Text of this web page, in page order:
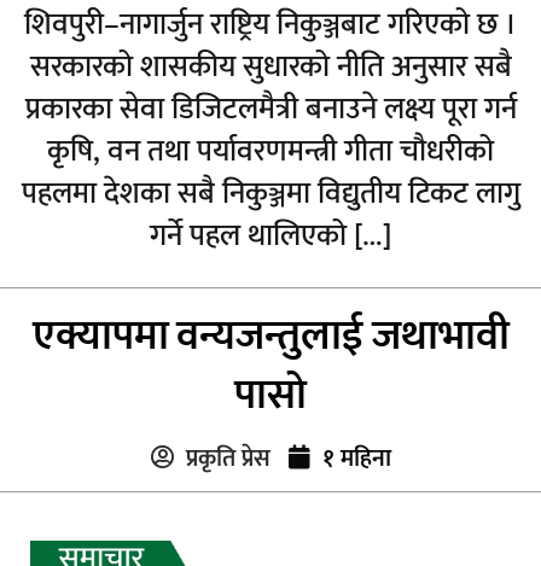
शिवपुरी–नागार्जुन राष्ट्रिय निकुञ्जबाट गरिएको छ ।
सरकारको शासकीय सुधारको नीति अनुसार सबै
प्रकारका सेवा डिजिटलमैत्री बनाउने लक्ष्य पूरा गर्न
कृषि, वन तथा पर्यावरणमन्त्री गीता चौधरीको
पहलमा देशका सबै निकुञ्जमा विद्युतीय टिकट लागु
गर्ने पहल थालिएको […]
एक्यापमा वन्यजन्तुलाई जथाभावी
पासो
प्रकृति प्रेस १ महिना